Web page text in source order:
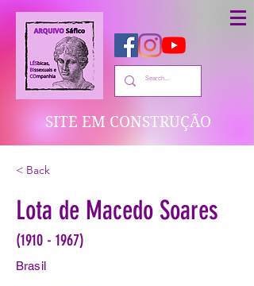
SITE EM CONSTRUÇÃO
< Back
Lota de Macedo Soares
(1910 - 1967)
Brasil